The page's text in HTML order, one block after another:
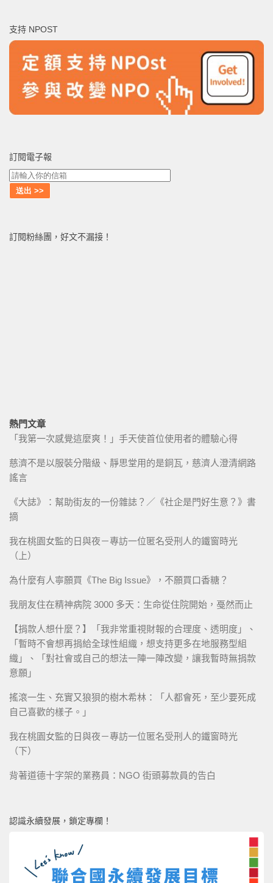
字:
支持 NPOST
訂閱電子報
訂閱粉絲團，好文不漏接！
熱門文章
「我第一次感覺這麼爽！」手天使首位使用者的體驗心得
慈濟不是以服裝分階級、靜思堂用的是銅瓦，慈濟人澄清網路
謠言
《大誌》：幫助街友的一份雜誌？／《社企是門好生意？》書
摘
我在桃園女監的日與夜－專訪一位匿名受刑人的鐵窗時光
（上）
為什麼有人寧願買《The Big Issue》，不願買口香糖？
我朋友住在精神病院 3000 多天：生命從住院開始，戞然而止
【捐款人想什麼？】「我非常重視財報的合理度、透明度」、
「暫時不會想再捐給全球性組織，想支持更多在地服務型組
織」、「對社會或自己的想法一陣一陣改變，讓我暫時無捐款
意願」
搖滾一生、充實又狼狽的樹木希林：「人都會死，至少要死成
自己喜歡的樣子。」
我在桃園女監的日與夜－專訪一位匿名受刑人的鐵窗時光
（下）
背著道德十字架的業務員：NGO 街頭募款員的告白
認識永續發展，鎖定專欄！